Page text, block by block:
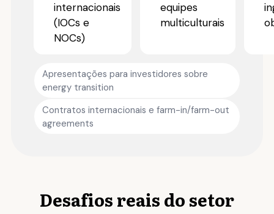
internacionais
(IOCs e
NOCs)
equipes
multiculturais
Apresentações para investidores sobre
energy transition
Contratos internacionais e farm-in/farm-out
agreements
Desafios reais do setor